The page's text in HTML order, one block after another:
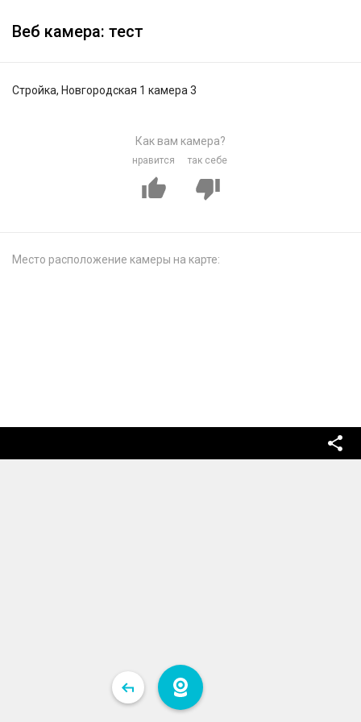
Веб камера: тест
Стройка, Новгородская 1 камера 3
Как вам камера?
нравится так себе
Место расположение камеры на карте: